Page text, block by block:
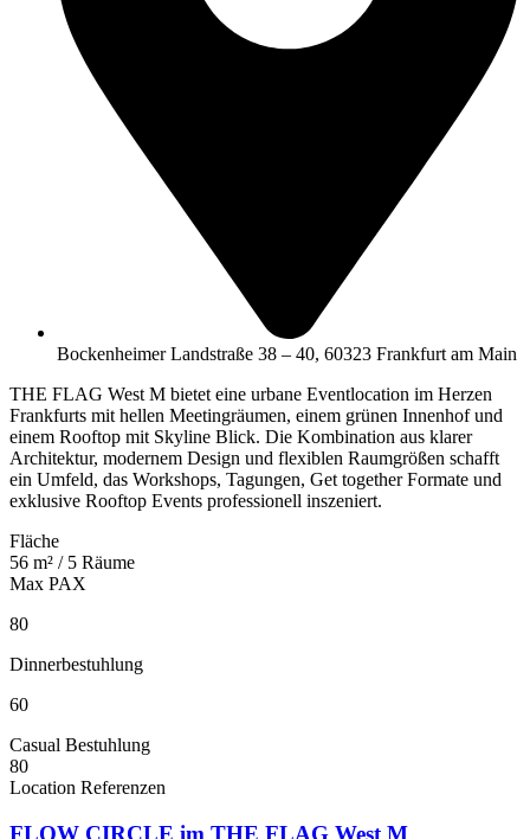
Bockenheimer Landstraße 38 – 40, 60323 Frankfurt am Main
THE FLAG West M bietet eine urbane Eventlocation im Herzen
Frankfurts mit hellen Meetingräumen, einem grünen Innenhof und
einem Rooftop mit Skyline Blick. Die Kombination aus klarer
Architektur, modernem Design und flexiblen Raumgrößen schafft
ein Umfeld, das Workshops, Tagungen, Get together Formate und
exklusive Rooftop Events professionell inszeniert.
Fläche
56 m² / 5 Räume
Max PAX
80
Dinnerbestuhlung
60
Casual Bestuhlung
80
Location Referenzen
FLOW CIRCLE im THE FLAG West M